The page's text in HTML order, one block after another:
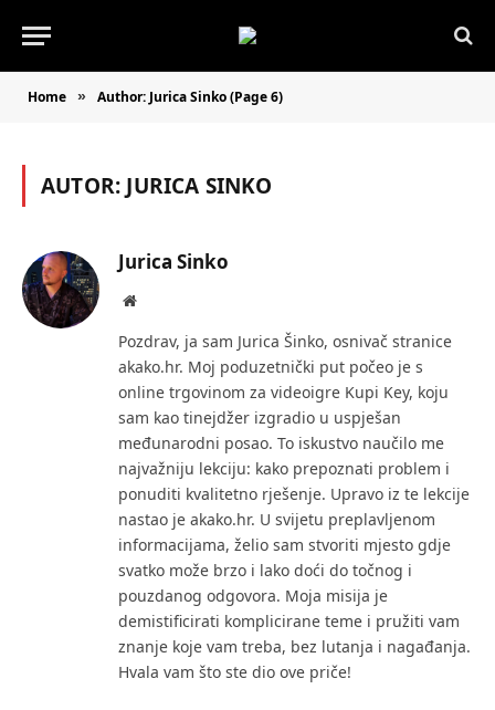
Home » Author: Jurica Sinko (Page 6)
AUTOR: JURICA SINKO
Jurica Sinko
Website
Pozdrav, ja sam Jurica Šinko, osnivač stranice
akako.hr. Moj poduzetnički put počeo je s
online trgovinom za videoigre Kupi Key, koju
sam kao tinejdžer izgradio u uspješan
međunarodni posao. To iskustvo naučilo me
najvažniju lekciju: kako prepoznati problem i
ponuditi kvalitetno rješenje. Upravo iz te lekcije
nastao je akako.hr. U svijetu preplavljenom
informacijama, želio sam stvoriti mjesto gdje
svatko može brzo i lako doći do točnog i
pouzdanog odgovora. Moja misija je
demistificirati komplicirane teme i pružiti vam
znanje koje vam treba, bez lutanja i nagađanja.
Hvala vam što ste dio ove priče!